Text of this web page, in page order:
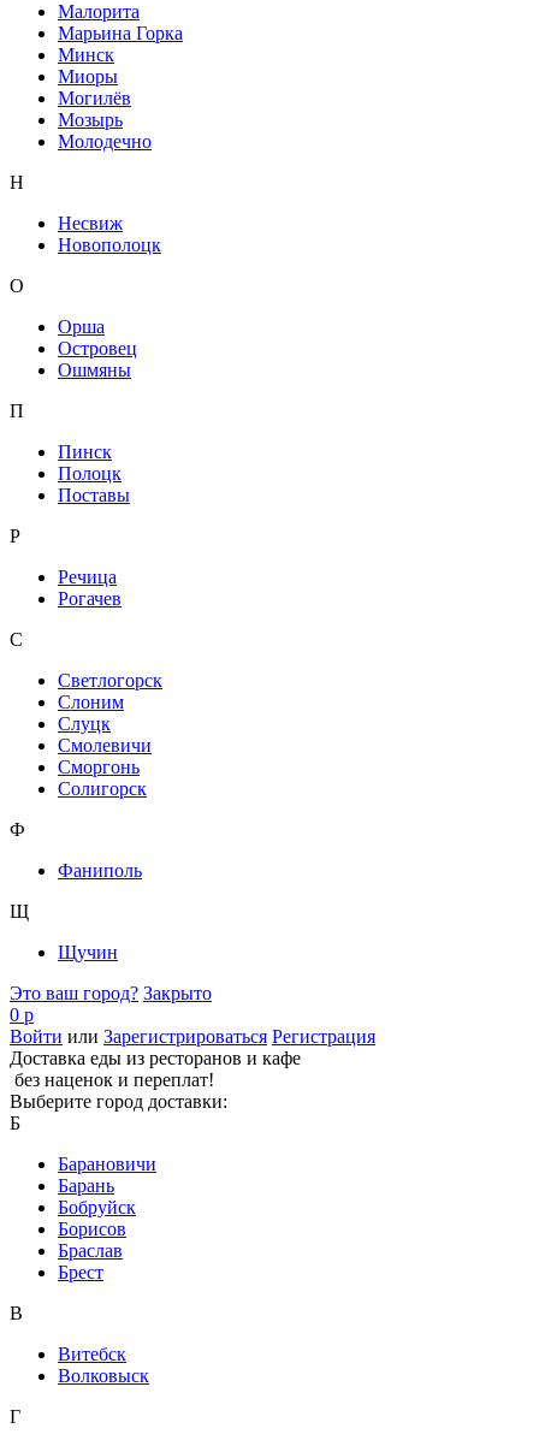
Малорита
Марьина Горка
Минск
Миоры
Могилёв
Мозырь
Молодечно
Н
Несвиж
Новополоцк
О
Орша
Островец
Ошмяны
П
Пинск
Полоцк
Поставы
Р
Речица
Рогачев
С
Светлогорск
Слоним
Слуцк
Смолевичи
Сморгонь
Солигорск
Ф
Фаниполь
Щ
Щучин
Это ваш город? Закрыто
0 р
Войти или Зарегистрироваться Регистрация
Доставка еды из ресторанов и кафе
без наценок и переплат!
Выберите город доставки:
Б
Барановичи
Барань
Бобруйск
Борисов
Браслав
Брест
В
Витебск
Волковыск
Г